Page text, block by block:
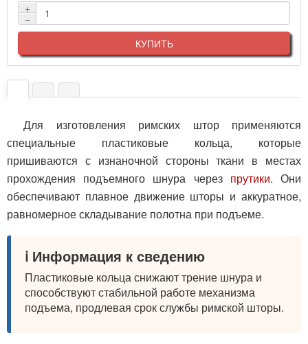
+
−
КУПИТЬ
Для изготовления римских штор применяются
специальные пластиковые кольца, которые
пришиваются с изнаночной стороны ткани в местах
прохождения подъемного шнура через прутики. Они
обеспечивают плавное движение шторы и аккуратное,
равномерное складывание полотна при подъеме.
ℹ️ Информация к сведению
Пластиковые кольца снижают трение шнура и
способствуют стабильной работе механизма
подъема, продлевая срок службы римской шторы.